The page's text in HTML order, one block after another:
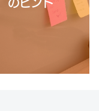
のヒント